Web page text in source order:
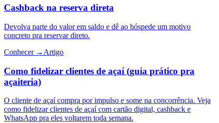
Cashback na reserva direta
Devolva parte do valor em saldo e dê ao hóspede um motivo
concreto pra reservar direto.
Conhecer → Artigo
Como fidelizar clientes de açaí (guia prático pra
açaiteria)
O cliente de açaí compra por impulso e some na concorrência. Veja
como fidelizar clientes de açaí com cartão digital, cashback e
WhatsApp pra eles voltarem toda semana.